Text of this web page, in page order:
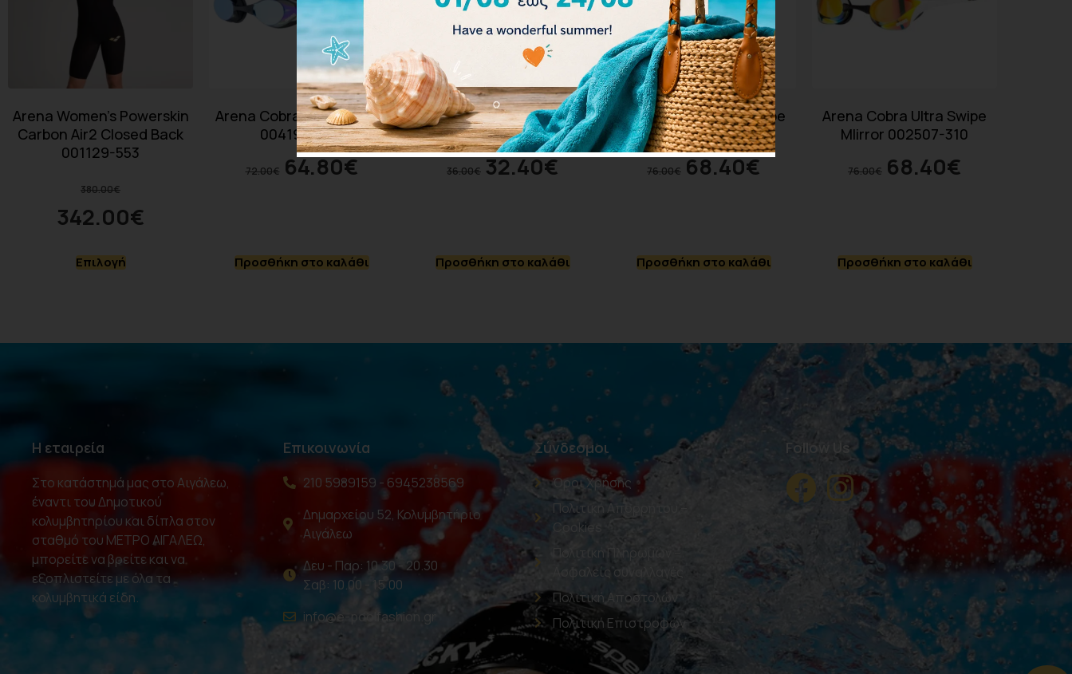
Arena Women’s Powerskin
Carbon Air2 Closed Back
001129-553
380.00€
342.00€
Επιλογή
Arena Cobra Swipe Mirror
004196-800
72.00€ 64.80€
Προσθήκη στο καλάθι
Arena Airspeed Mirror
Goggles 003151-103
36.00€ 32.40€
Προσθήκη στο καλάθι
Arena Cobra Ultra Swipe
Mirror 002507-350
76.00€ 68.40€
Προσθήκη στο καλάθι
Arena Cobra Ultra Swipe
MIirror 002507-310
76.00€ 68.40€
Προσθήκη στο καλάθι
Η εταιρεία
Στο κατάστημά μας στο Αιγάλεω,
έναντι του Δημοτικού
κολυμβητηρίου και δίπλα στον
σταθμό του ΜΕΤΡΟ ΑΙΓΑΛΕΩ,
μπορείτε να βρείτε και να
εξοπλιστείτε με όλα τα
κολυμβητικά είδη.
Επικοινωνία
210 5989159 - 6945238569
Δημαρχείου 52, Κολυμβητήριο
Αιγάλεω
Δευ - Παρ: 10.30 - 20.30
Σαβ: 10.00 - 15.00
info@e-poolfashion.gr
Σύνδεσμοι
Όροι Χρήσης
Πολιτική Απορρήτου –
Cookies
Πολιτική Πληρωμών –
Ασφαλείς συναλλαγές
Πολιτική Αποστολών
Πολιτική Επιστροφών
Follow Us